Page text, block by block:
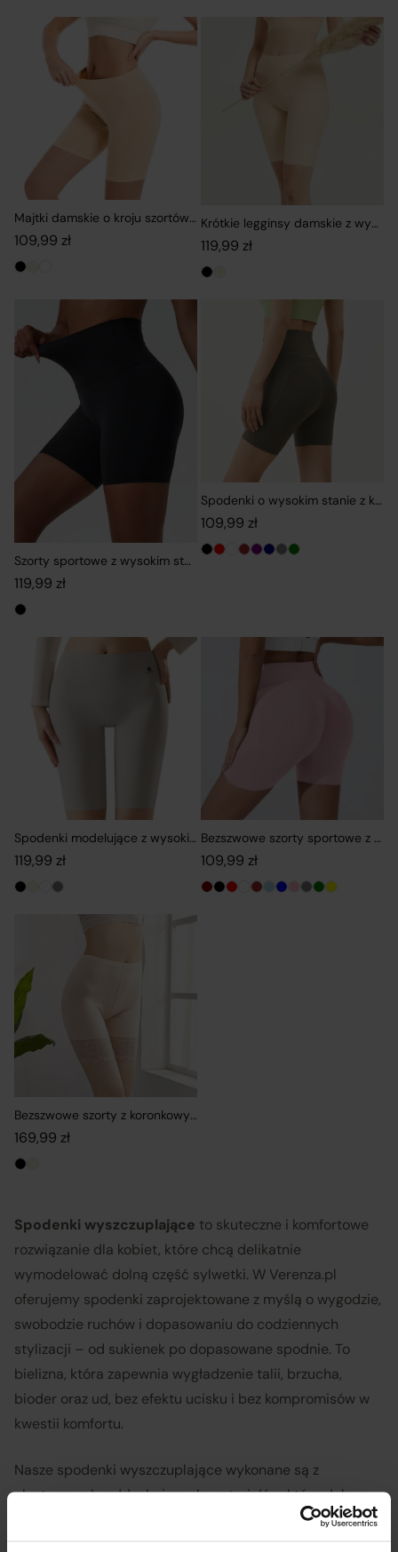
Majtki damskie o kroju szortów z szerokim pasem
109,99 zł
Krótkie legginsy damskie z
119,99 zł
Szorty sportowe z wysokim stanem i dopasowanym krojem
119,99 zł
Spodenki o wysokim stanie z
109,99 zł
Spodenki modelujące z wysokim stanem i gładkim wykończeniem
119,99 zł
Bezszwowe szorty sportowe z
109,99 zł
Bezszwowe szorty z koronkowym wykończeniem na udach
169,99 zł
Spodenki wyszczuplające to skuteczne i komfortowe
rozwiązanie dla kobiet, które chcą delikatnie
wymodelować dolną część sylwetki. W Verenza.pl
oferujemy spodenki zaprojektowane z myślą o wygodzie,
swobodzie ruchów i dopasowaniu do codziennych
stylizacji – od sukienek po dopasowane spodnie. To
bielizna, która zapewnia wygładzenie talii, brzucha,
bioder oraz ud, bez efektu ucisku i bez kompromisów w
kwestii komfortu.
Nasze spodenki wyszczuplające wykonane są z
elastycznych, oddychających materiałów, które dobrze
przylegają do ciała i pozostają niewidoczne pod